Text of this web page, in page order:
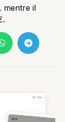
mentre il